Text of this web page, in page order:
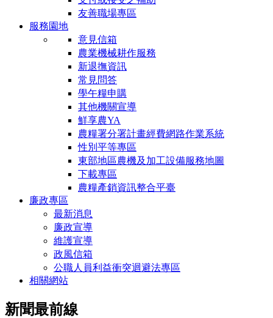
友善職場專區
服務園地
意見信箱
農業機械耕作服務
新退撫資訊
常見問答
學午糧申購
其他機關宣導
鮮享農YA
農糧署分署計畫經費網路作業系統
性別平等專區
東部地區農機及加工設備服務地圖
下載專區
農糧產銷資訊整合平臺
廉政專區
最新消息
廉政宣導
維護宣導
政風信箱
公職人員利益衝突迴避法專區
相關網站
新聞最前線